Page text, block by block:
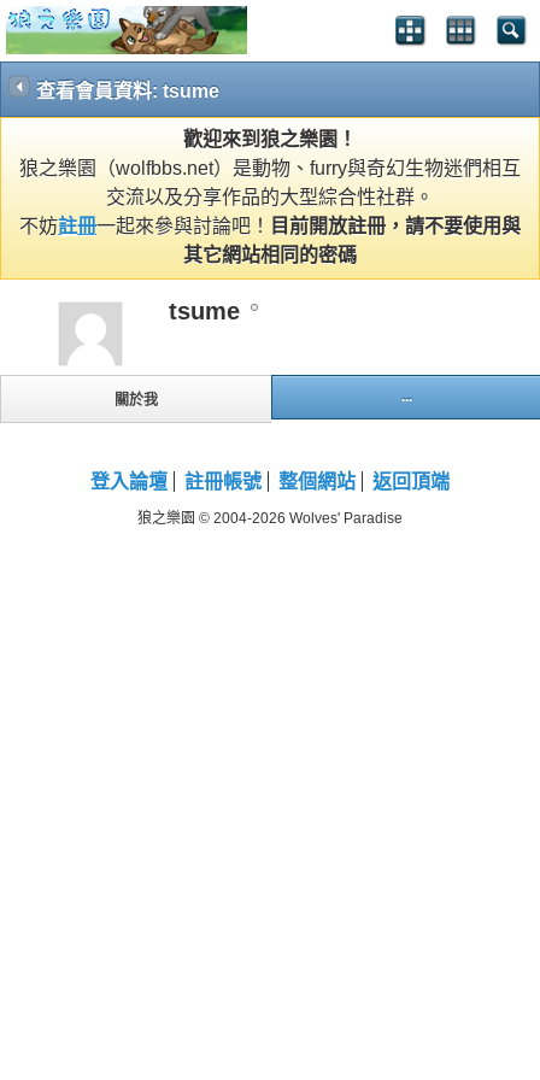
查看會員資料: tsume
歡迎來到狼之樂園！
狼之樂園（wolfbbs.net）是動物、furry與奇幻生物迷們相互
交流以及分享作品的大型綜合性社群。
不妨註冊一起來參與討論吧！
目前開放註冊，請不要使用與
其它網站相同的密碼
tsume
關於我 ...
登入論壇 註冊帳號 整個網站 返回頂端
狼之樂園 © 2004-2026 Wolves' Paradise